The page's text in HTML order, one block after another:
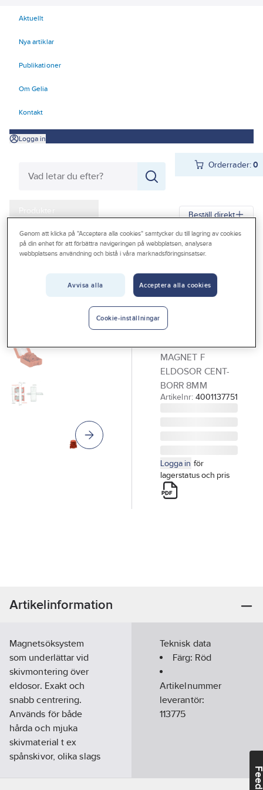
Aktuellt
Nya artiklar
Publikationer
Om Gelia
Kontakt
Logga in
Orderrader:0
Produkter
Kampanjer
Outlet
Vanliga frågor
Beställ direkt
Gelia Produkter
Gelia Verktyg, maskiner & hantering
Söksystem,
Hole In One
SÖKSYSTEMSATS
MAGNET F
ELDOSOR CENT-
BORR 8MM
Artikelnr: 4001137751
Logga in för
lagerstatus och pris
Artikelinformation
Magnetsöksystem
som underlättar vid
skivmontering över
eldosor. Exakt och
snabb centrering.
Används för både
hårda och mjuka
skivmaterial t ex
spånskivor, olika slags
Teknisk data
Färg: Röd
Artikelnummer
leverantör:
113775
Genom att klicka på "Acceptera alla cookies" samtycker du till lagring av cookies
på din enhet för att förbättra navigeringen på webbplatsen, analysera
webbplatsens användning och bistå i våra marknadsföringsinsatser.
Avvisa alla Acceptera alla cookies
Cookie-inställningar